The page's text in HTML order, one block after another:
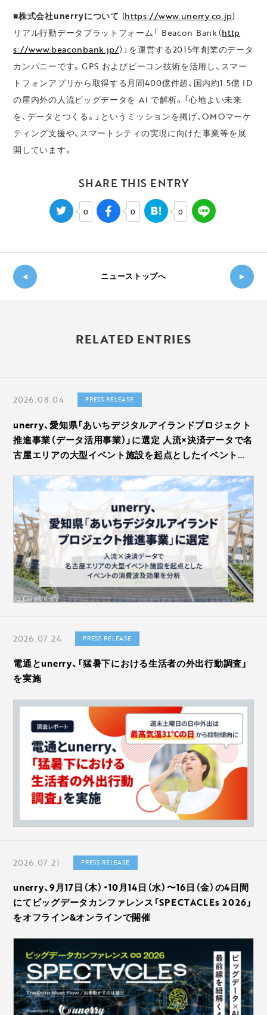
■株式会社unerryについて (https://www.unerry.co.jp)
リアル行動データプラットフォーム「 Beacon Bank（http
s://www.beaconbank.jp/）」を運営する2015年創業のデータ
カンパニーです。GPS およびビーコン技術を活用し、スマー
トフォンアプリから取得する月間400億件超、国内約1.5億 ID
の屋内外の人流ビッグデータを AI で解析。「心地よい未来
を、データとつくる。」というミッションを掲げ、OMOマーケ
ティング支援や、スマートシティの実現に向けた事業等を展
開しています。
SHARE THIS ENTRY
0 0 0
ニューストップへ
RELATED ENTRIES
2026.08.04 PRESS RELEASE
unerry、愛知県「あいちデジタルアイランドプロジェクト
推進事業（データ活用事業）」に選定 人流×決済データで名
古屋エリアの大型イベント施設を起点としたイベントの
2026.07.24 PRESS RELEASE
電通とunerry、「猛暑下における生活者の外出行動調査」
を実施
2026.07.21 PRESS RELEASE
unerry、9月17日（木）・10月14日（水）〜16日（金）の4日間
にてビッグデータカンファレンス「SPECTACLEs 2026」
をオフライン&オンラインで開催